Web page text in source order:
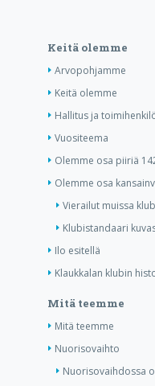
Keitä olemme
Arvopohjamme
Keitä olemme
Hallitus ja
Vuositeema
Olemme osa piiriä
Olemme osa
Vierailut muissa
Klubistandaari
Ilo esitellä
Klaukkalan klubin
Mitä teemme
Mitä teemme
Nuorisovaihto
Nuorisovaihdossa